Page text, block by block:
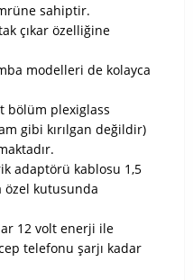
sahiptir.
çıkar özelliğine
modelleri de kolayca
bölüm plexiglass
gibi kırılgan değildir)
adaptörü kablosu 1,5
özel kutusunda
12 volt enerji ile
telefonu şarjı kadar